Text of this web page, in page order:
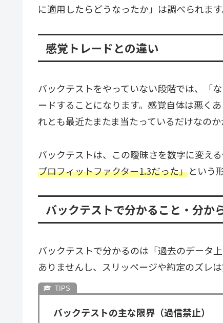
に適用したらどうなったか」は調べられます
感覚トレードとの違い
バックテストをやっていない段階では、「
ードすることになります。感覚自体は悪く
れとも最近たまたま当たっているだけなのか
バックテストは、この曖昧さを数字に変える
プロフィットファクター1.3だった」という
バックテストで分かること・分か
バックテストで分かるのは「過去のデータ
ありませんし、スリッページや約定のズレ
バックテストの主な限界（過信禁止）